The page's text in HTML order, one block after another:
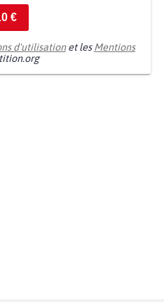
€
d'utilisationet lesMentions